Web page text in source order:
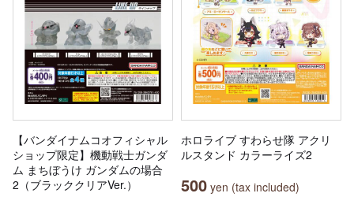
【バンダイナムコオフィシャル
ショップ限定】機動戦士ガンダ
ム まちぼうけ ガンダムの場合
2（ブラッククリアVer.）
ホロライブ すわらせ隊 アクリ
ルスタンド カラーライズ2
500 yen (tax included)